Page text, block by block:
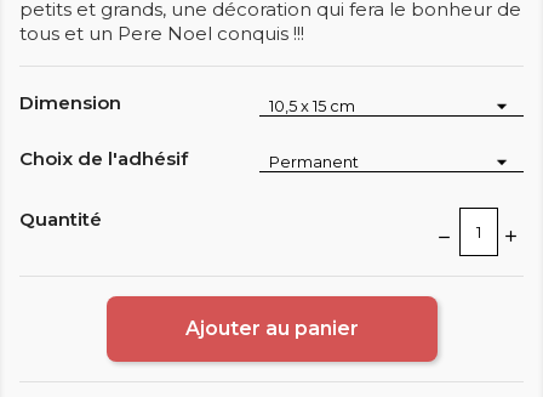
petits et grands, une décoration qui fera le bonheur de
tous et un Pere Noel conquis !!!
Dimension
Choix de l'adhésif
Quantité
Ajouter au panier